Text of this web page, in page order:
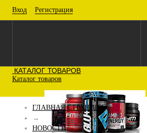
Вход Регистрация
КАТАЛОГ ТОВАРОВ
Каталог товаров
ГЛАВНАЯ СТРАНИЦА
→
НОВОСТИ